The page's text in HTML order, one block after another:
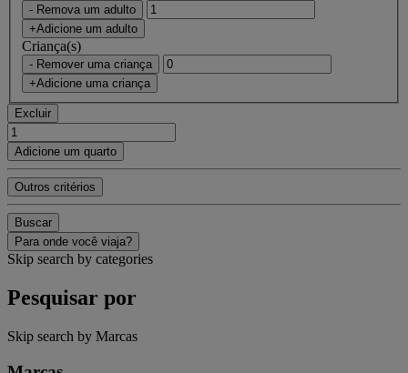
- Remova um adulto
+Adicione um adulto
Criança(s)
- Remover uma criança
+Adicione uma criança
Excluir
Adicione um quarto
Outros critérios
Buscar
Para onde você viaja?
Skip search by categories
Pesquisar por
Skip search by Marcas